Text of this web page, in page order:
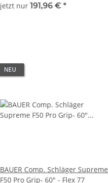
jetzt nur 191,96 € *
NEU
BAUER Comp. Schläger Supreme
F50 Pro Grip- 60" - Flex 77